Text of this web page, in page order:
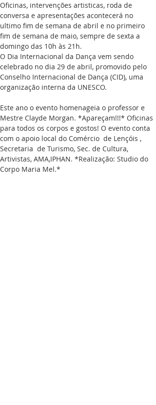
Oficinas, intervenções artisticas, roda de
conversa e apresentações acontecerá no
ultimo fim de semana de abril e no primeiro
fim de semana de maio, sempre de sexta a
domingo das 10h às 21h.
O Dia Internacional da Dança vem sendo
celebrado no dia 29 de abril, promovido pelo
Conselho Internacional de Dança (CID), uma
organização interna da UNESCO.
Este ano o evento homenageia o professor e
Mestre Clayde Morgan. *Apareçam!!!* Oficinas
para todos os corpos e gostos! O evento conta
com o apoio local do Comércio  de Lençóis ,
Secretaria  de Turismo, Sec. de Cultura,
Artivistas, AMA,IPHAN. *Realização: Studio do
Corpo Maria Mel.*